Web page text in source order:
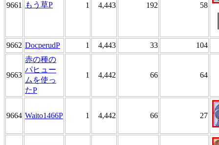
9661 もう草P 1 4,443 192 58
9662 DocperudP 1 4,443 33 104
9663
赤の種の
パヒュー
ムを使っ
たP
1 4,442 66 64
9664 Waito1466P 1 4,442 66 27